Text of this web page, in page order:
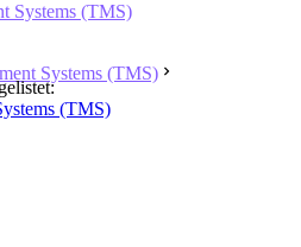
Systems (TMS)
Systems (TMS)
(TMS)